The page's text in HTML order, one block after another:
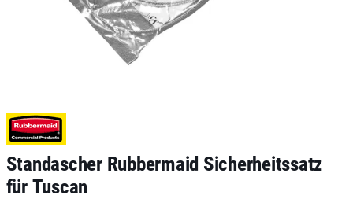
Standascher Rubbermaid Sicherheitssatz
für Tuscan